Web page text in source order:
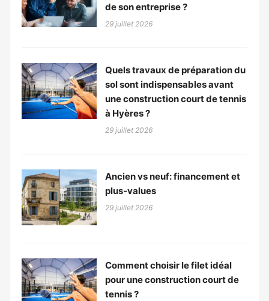
de son entreprise ?
29 juillet 2026
Quels travaux de préparation du
sol sont indispensables avant
une construction court de tennis
à Hyères ?
29 juillet 2026
Ancien vs neuf: financement et
plus-values
29 juillet 2026
Comment choisir le filet idéal
pour une construction court de
tennis ?